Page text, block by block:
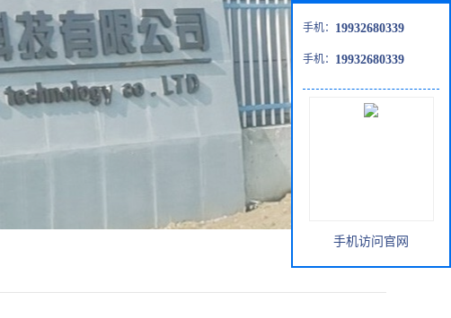
手机： 19932680339
手机： 19932680339
手机访问官网